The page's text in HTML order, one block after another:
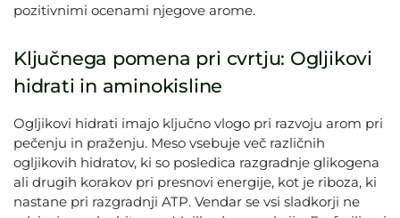
pozitivnimi ocenami njegove arome.
Ključnega pomena pri cvrtju: Ogljikovi
hidrati in aminokisline
Ogljikovi hidrati imajo ključno vlogo pri razvoju arom pri
pečenju in praženju. Meso vsebuje več različnih
ogljikovih hidratov, ki so posledica razgradnje glikogena
ali drugih korakov pri presnovi energije, kot je riboza, ki
nastane pri razgradnji ATP. Vendar se vsi sladkorji ne